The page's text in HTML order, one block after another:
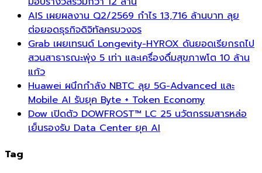
AIS เผยผลงาน Q2/2569 กำไร 13,716 ล้านบาท ลุย
ต่อยอดธุรกิจดิจิทัลครบวงจร
Grab เผยเทรนด์ Longevity-HYROX ดันยอดเรียกรถไป
สวนสาธารณะพุ่ง 5 เท่า และเครื่องดื่มสุขภาพโต 10 ล้าน
แก้ว
Huawei ผนึกกำลัง NBTC ลุย 5G-Advanced และ
Mobile AI รับยุค Byte + Token Economy
Dow เปิดตัว DOWFROST™ LC 25 นวัตกรรมสารหล่อ
เย็นรองรับ Data Center ยุค AI
Tag